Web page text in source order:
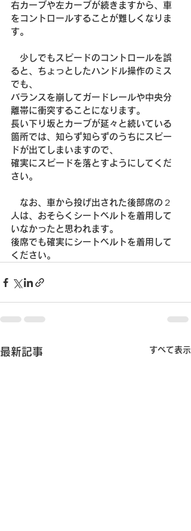
右カーブや左カーブが続きますから、車
をコントロールすることが難しくなりま
す。
少しでもスピードのコントロールを誤
ると、ちょっとしたハンドル操作のミス
でも、
バランスを崩してガードレールや中央分
離帯に衝突することになります。
長い下り坂とカーブが延々と続いている
箇所では、知らず知らずのうちにスピー
ドが出てしまいますので、
確実にスピードを落とすようにしてくだ
さい。
なお、車から投げ出された後部席の２
人は、おそらくシートベルトを着用して
いなかったと思われます。
後席でも確実にシートベルトを着用して
ください。
最新記事 すべて表示